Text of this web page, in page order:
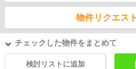
物件リクエスト
チェックした物件をまとめて
検討リストに追加